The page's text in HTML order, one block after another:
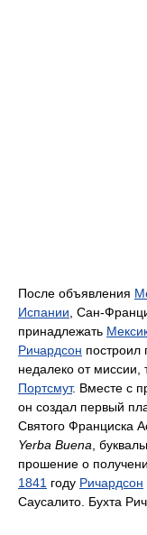
После объявления
Испании , Сан-
принадлежать
Ричардсон построил
недалеко от миссии,
Портсмут. Вместе с
он создал первый
Святого Франциска
Yerba Buena ,
прошение о
1841 году Ричардсон
Саусалито. Бухта